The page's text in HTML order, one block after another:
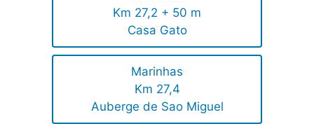
Km 27,2 + 50 m
Casa Gato
Marinhas
Km 27,4
Auberge de Sao Miguel